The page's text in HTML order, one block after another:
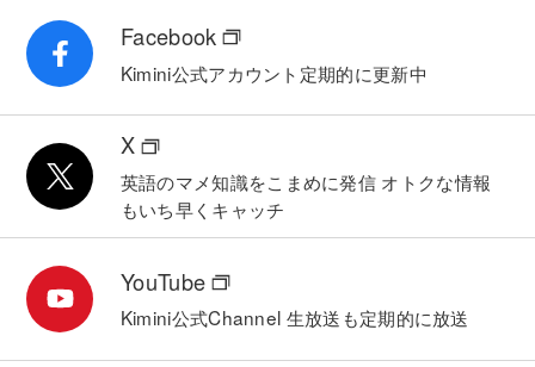
Facebook
Kimini公式アカウント 定期的に更新中
X
英語のマメ知識をこまめに発信 オトクな情報
もいち早くキャッチ
YouTube
Kimini公式Channel 生放送も定期的に放送